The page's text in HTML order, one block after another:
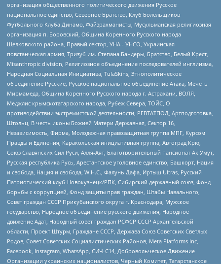
организация общественного политического движения Русское
национальное единство, Северное Братство, Клуб Болельщиков
Футбольного Клуба Динамо, Файзрахманисты, Мусульманская религиозная
организация п. Боровский, Община Коренного Русского народа
Щелковского района, Правый сектор, УНА - УНСО, Украинская
повстанческая армия, Тризуб им. Степана Бандеры, Братство, Белый Крест,
Misanthropic division, Религиозное объединение последователей инглиизма,
Народная Социальная Инициатива, TulaSkins, Этнополитическое
объединение Русские, Русское национальное объединение Атака, Мечеть
Мирмамеда, Община Коренного Русского народа г. Астрахани, ВОЛЯ,
Меджлис крымскотатарского народа, Рубеж Севера, ТОЙС, О
противодействии экстремистской деятельности, РЕВТАТПОД, Артподготовка,
Штольц, В честь иконы Божией Матери Державная, Сектор 16,
Независимость, Фирма, Молодежная правозащитная группа МПГ, Курсом
Правды и Единения, Каракольская инициативная группа, Автоград Крю,
Союз Славянских Сил Руси, Алля-Аят, Благотворительный пансионат Ак Умут,
Русская республика Русь, Арестантское уголовное единство, Башкорт, Нация
и свобода, Нация и свобода, W.H.С., Фалунь Дафа, Иртыш Ultras, Русский
Патриотический клуб-Новокузнецк/РПК, Сибирский державный союз, Фонд
борьбы с коррупцией, Фонд защиты прав граждан, Штабы Навального,
Совет граждан СССР Прикубанского округа г. Краснодара, Мужское
государство, Народное объединение русского движения, Народное
движение Адат, Народный совет граждан РСФСР СССР Архангельской
области, Проект Штурм, Граждане СССР, Держава Союз Советских Светлых
Родов, Совет Советских Социалистических Районов, Meta Platforms Inc,
Facebook, Instagram, WhatsApp, СИЧ-С14, Добровольческое Движение
Организации украинских националистов, Черный Комитет, Татарстанское